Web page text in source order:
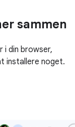
sammen
din browser,
installere noget.